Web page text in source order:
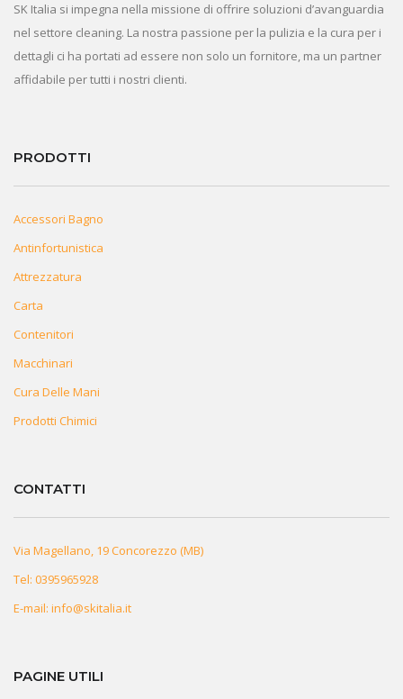
SK Italia si impegna nella missione di offrire soluzioni d’avanguardia
nel settore cleaning. La nostra passione per la pulizia e la cura per i
dettagli ci ha portati ad essere non solo un fornitore, ma un partner
affidabile per tutti i nostri clienti.
PRODOTTI
Accessori Bagno
Antinfortunistica
Attrezzatura
Carta
Contenitori
Macchinari
Cura Delle Mani
Prodotti Chimici
CONTATTI
Via Magellano, 19 Concorezzo (MB)
Tel: 0395965928
E-mail: info@skitalia.it
PAGINE UTILI